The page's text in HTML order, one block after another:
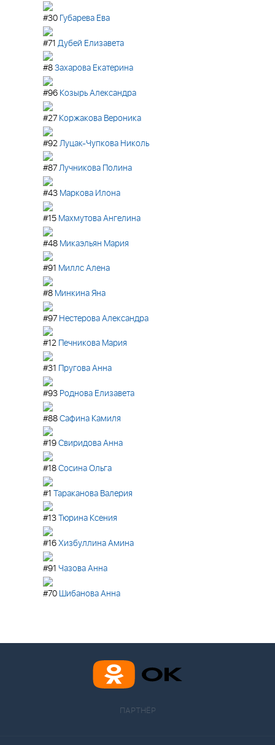
#30 Губарева Ева
#71 Дубей Елизавета
#8 Захарова Екатерина
#96 Козырь Александра
#27 Коржакова Вероника
#92 Луцак-Чупкова Николь
#87 Лучникова Полина
#43 Маркова Илона
#15 Махмутова Ангелина
#48 Микаэльян Мария
#91 Миллс Алена
#8 Минкина Яна
#97 Нестерова Александра
#12 Печникова Мария
#31 Пругова Анна
#93 Роднова Елизавета
#88 Сафина Камиля
#19 Свиридова Анна
#18 Сосина Ольга
#1 Тараканова Валерия
#13 Тюрина Ксения
#16 Хизбуллина Амина
#91 Чазова Анна
#70 Шибанова Анна
ПАРТНЁР